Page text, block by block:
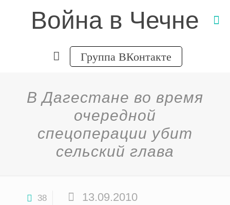
Война в Чечне
Группа ВКонтакте
В Дагестане во время
очередной
спецоперации убит
сельский глава
38 13.09.2010